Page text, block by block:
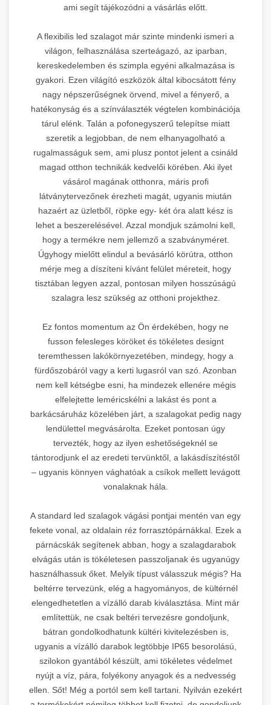
ami segít tájékozódni a vásárlás előtt.
A flexibilis led szalagot már szinte mindenki ismeri a
világon, felhasználása szerteágazó, az iparban,
kereskedelemben és szimpla egyéni alkalmazása is
gyakori. Ezen világító eszközök által kibocsátott fény
nagy népszerűségnek örvend, mivel a fényerő, a
hatékonyság és a színválaszték végtelen kombinációja
tárul elénk. Talán a pofonegyszerű telepítse miatt
szeretik a legjobban, de nem elhanyagolható a
rugalmasságuk sem, ami plusz pontot jelent a csináld
magad otthon technikák kedvelői körében. Aki ilyet
vásárol magának otthonra, máris profi
látványtervezőnek érezheti magát, ugyanis miután
hazaért az üzletből, röpke egy- két óra alatt kész is
lehet a beszerelésével. Azzal mondjuk számolni kell,
hogy a termékre nem jellemző a szabványméret.
Úgyhogy mielőtt elindul a bevásárló körútra, otthon
mérje meg a díszíteni kívánt felület méreteit, hogy
tisztában legyen azzal, pontosan milyen hosszúságú
szalagra lesz szükség az otthoni projekthez.
Ez fontos momentum az Ön érdekében, hogy ne
fusson felesleges köröket és tökéletes designt
teremthessen lakókörnyezetében, mindegy, hogy a
fürdőszobáról vagy a kerti lugasról van szó. Azonban
nem kell kétségbe esni, ha mindezek ellenére mégis
elfelejtette leméricskélni a lakást és pont a
barkácsáruház közelében járt, a szalagokat pedig nagy
lendülettel megvásárolta. Ezeket pontosan úgy
tervezték, hogy az ilyen eshetőségeknél se
tántorodjunk el az eredeti tervünktől, a lakásdíszítéstől
– ugyanis könnyen vághatóak a csíkok mellett levágott
vonalaknak hála.
A standard led szalagok vágási pontjai mentén van egy
fekete vonal, az oldalain réz forrasztópárnákkal. Ezek a
párnácskák segítenek abban, hogy a szalagdarabok
elvágás után is tökéletesen passzoljanak és ugyanúgy
használhassuk őket. Melyik típust válasszuk mégis? Ha
beltérre tervezünk, elég a hagyományos, de kültérnél
elengedhetetlen a vízálló darab kiválasztása. Mint már
említettük, ne csak beltéri tervezésre gondoljunk,
bátran gondolkodhatunk kültéri kivitelezésben is,
ugyanis a vízálló darabok legtöbbje IP65 besorolású,
szilokon gyantából készült, ami tökéletes védelmet
nyújt a víz, pára, folyékony anyagok és a nedvesség
ellen. Sőt! Még a portól sem kell tartani. Nyilván ezekért